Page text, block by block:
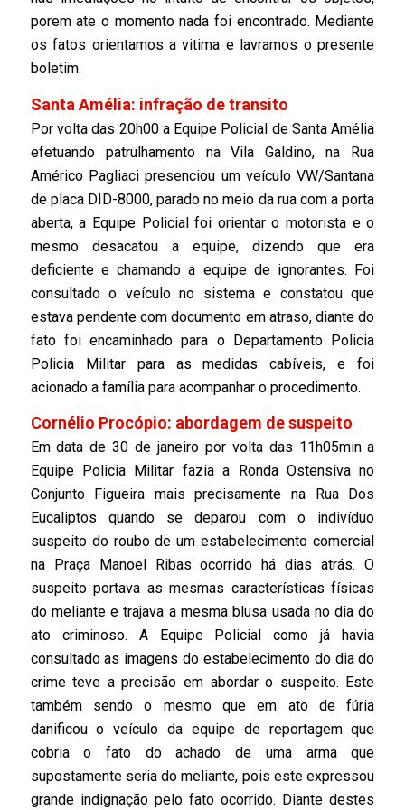
porem ate o momento nada foi encontrado. Mediante
os fatos orientamos a vitima e lavramos o presente
boletim.
Santa Amélia: infração de transito
Por volta das 20h00 a Equipe Policial de Santa Amélia
efetuando patrulhamento na Vila Galdino, na Rua
Américo Pagliaci presenciou um veículo VW/Santana
de placa DID-8000, parado no meio da rua com a porta
aberta, a Equipe Policial foi orientar o motorista e o
mesmo desacatou a equipe, dizendo que era
deficiente e chamando a equipe de ignorantes. Foi
consultado o veículo no sistema e constatou que
estava pendente com documento em atraso, diante do
fato foi encaminhado para o Departamento Policia
Policia Militar para as medidas cabíveis, e foi
acionado a família para acompanhar o procedimento.
Cornélio Procópio: abordagem de suspeito
Em data de 30 de janeiro por volta das 11h05min a
Equipe Policia Militar fazia a Ronda Ostensiva no
Conjunto Figueira mais precisamente na Rua Dos
Eucaliptos quando se deparou com o indivíduo
suspeito do roubo de um estabelecimento comercial
na Praça Manoel Ribas ocorrido há dias atrás. O
suspeito portava as mesmas características físicas
do meliante e trajava a mesma blusa usada no dia do
ato criminoso. A Equipe Policial como já havia
consultado as imagens do estabelecimento do dia do
crime teve a precisão em abordar o suspeito. Este
também sendo o mesmo que em ato de fúria
danificou o veículo da equipe de reportagem que
cobria o fato do achado de uma arma que
supostamente seria do meliante, pois este expressou
grande indignação pelo fato ocorrido. Diante destes